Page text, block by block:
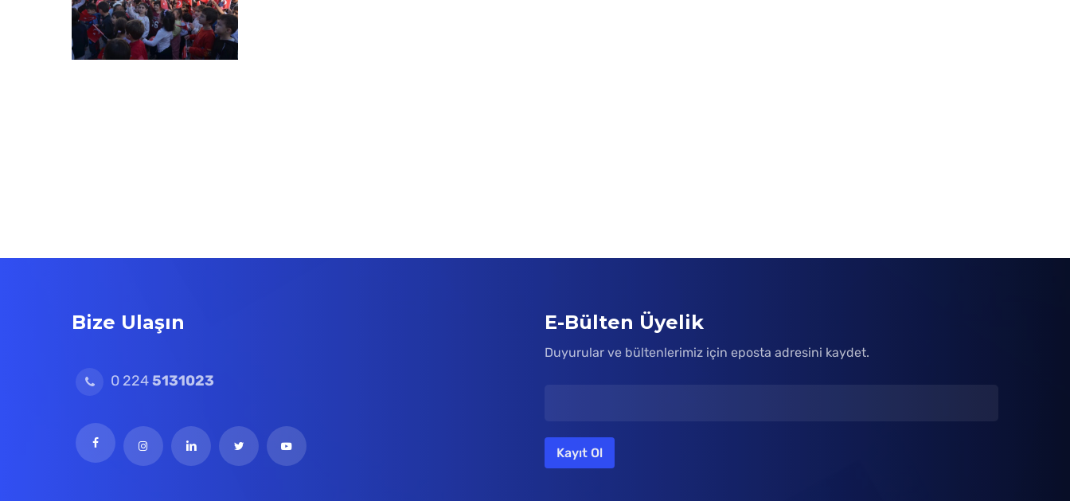
Bize Ulaşın
0 2245131023
E-Bülten Üyelik
Duyurular ve bültenlerimiz için eposta adresini kaydet.